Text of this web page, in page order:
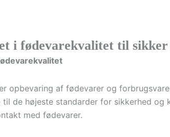
i fødevarekvalitet til
opbevaring af fødevarer og
de højeste standarder for sikkerhed
med fødevarer.